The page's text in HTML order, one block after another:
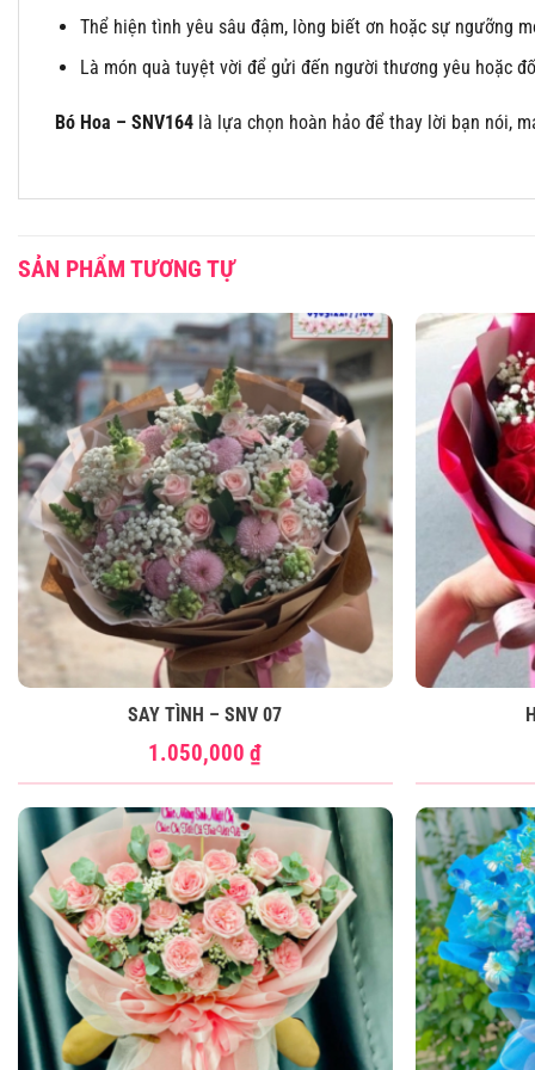
Thể hiện tình yêu sâu đậm, lòng biết ơn hoặc sự ngưỡng
Là món quà tuyệt vời để gửi đến người thương yêu hoặc
Bó Hoa – SNV164 là lựa chọn hoàn hảo để thay lời bạn nói,
SẢN PHẨM TƯƠNG TỰ
SAY TÌNH – SNV 07
1.050,000₫